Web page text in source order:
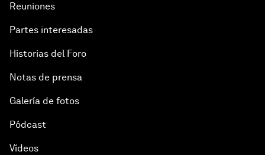
Reuniones
Partes interesadas
Historias del Foro
Notas de prensa
Galería de fotos
Pódcast
Vídeos